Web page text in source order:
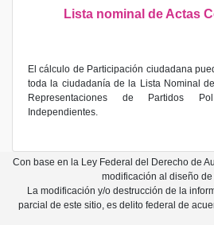
Lista nominal de Actas
El cálculo de Participación ciudadana
toda la ciudadanía de la Lista Nominal
Representaciones de Partidos
Independientes.
Con base en la Ley Federal del Derecho de
modificación al diseño de
La modificación y/o destrucción de la
parcial de este sitio, es delito federal de